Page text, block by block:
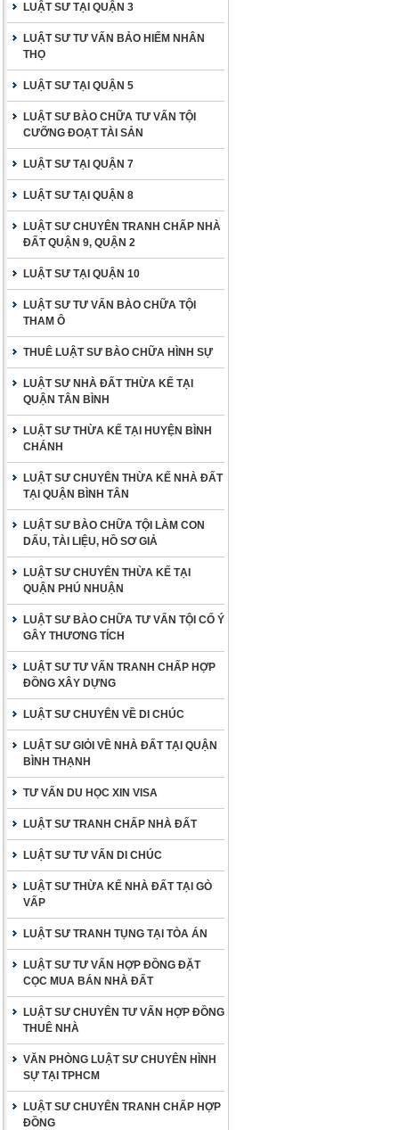
LUẬT SƯ TẠI QUẬN 3
LUẬT SƯ TƯ VẤN BẢO HIỂM NHÂN
THỌ
LUẬT SƯ TẠI QUẬN 5
LUẬT SƯ BÀO CHỮA TƯ VẤN TỘI
CƯỠNG ĐOẠT TÀI SẢN
LUẬT SƯ TẠI QUẬN 7
LUẬT SƯ TẠI QUẬN 8
LUẬT SƯ CHUYÊN TRANH CHẤP NHÀ
ĐẤT QUẬN 9, QUẬN 2
LUẬT SƯ TẠI QUẬN 10
LUẬT SƯ TƯ VẤN BÀO CHỮA TỘI
THAM Ô
THUÊ LUẬT SƯ BÀO CHỮA HÌNH SỰ
LUẬT SƯ NHÀ ĐẤT THỪA KẾ TẠI
QUẬN TÂN BÌNH
LUẬT SƯ THỪA KẾ TẠI HUYỆN BÌNH
CHÁNH
LUẬT SƯ CHUYÊN THỪA KẾ NHÀ ĐẤT
TẠI QUẬN BÌNH TÂN
LUẬT SƯ BÀO CHỮA TỘI LÀM CON
DẤU, TÀI LIỆU, HỒ SƠ GIẢ
LUẬT SƯ CHUYÊN THỪA KẾ TẠI
QUẬN PHÚ NHUẬN
LUẬT SƯ BÀO CHỮA TƯ VẤN TỘI CỐ Ý
GÂY THƯƠNG TÍCH
LUẬT SƯ TƯ VẤN TRANH CHẤP HỢP
ĐỒNG XÂY DỰNG
LUẬT SƯ CHUYÊN VỀ DI CHÚC
LUẬT SƯ GIỎI VỀ NHÀ ĐẤT TẠI QUẬN
BÌNH THẠNH
TƯ VẤN DU HỌC XIN VISA
LUẬT SƯ TRANH CHẤP NHÀ ĐẤT
LUẬT SƯ TƯ VẤN DI CHÚC
LUẬT SƯ THỪA KẾ NHÀ ĐẤT TẠI GÒ
VẤP
LUẬT SƯ TRANH TỤNG TẠI TÒA ÁN
LUẬT SƯ TƯ VẤN HỢP ĐỒNG ĐẶT
CỌC MUA BÁN NHÀ ĐẤT
LUẬT SƯ CHUYÊN TƯ VẤN HỢP ĐỒNG
THUÊ NHÀ
VĂN PHÒNG LUẬT SƯ CHUYÊN HÌNH
SỰ TẠI TPHCM
LUẬT SƯ CHUYÊN TRANH CHẤP HỢP
ĐỒNG